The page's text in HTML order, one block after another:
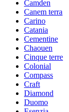
Camden
Canem terra
Carino
Catania
Cementine
Chaouen
Cinque terre
Colonial
Compass
Craft
Diamond
Duomo